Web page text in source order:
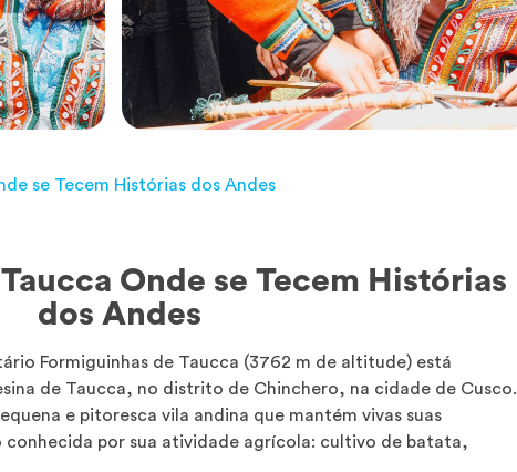
se Tecem Histórias dos Andes
Onde se Tecem Histórias
dos Andes
Formiguinhas de Taucca (3762 m de altitude) está
de Taucca, no distrito de Chinchero, na cidade de Cusco.
e pitoresca vila andina que mantém vivas suas
por sua atividade agrícola: cultivo de batata,